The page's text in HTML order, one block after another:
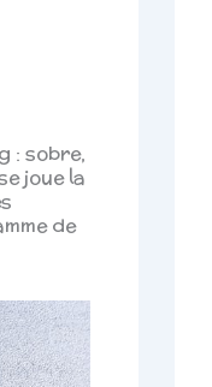
: sobre,
joue la
de